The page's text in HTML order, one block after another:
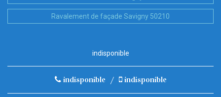
Ravalement de façade Savigny 50210
indisponible
indisponible / indisponible